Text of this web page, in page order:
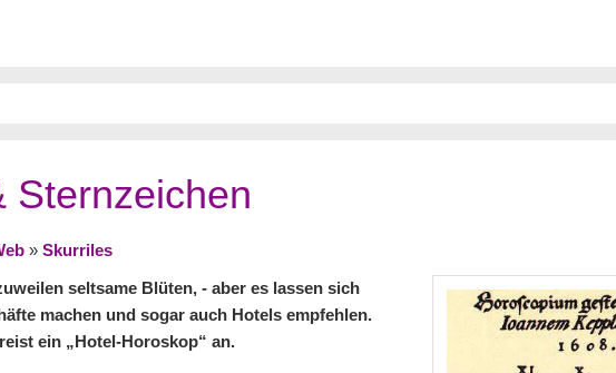
Sternzeichen
» Skurriles
seltsame Blüten, - aber es lassen sich
machen und sogar auch Hotels empfehlen.
ein „Hotel-Horoskop“ an.